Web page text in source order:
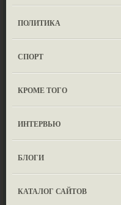
ПОЛИТИКА
СПОРТ
КРОМЕ ТОГО
ИНТЕРВЬЮ
БЛОГИ
КАТАЛОГ САЙТОВ